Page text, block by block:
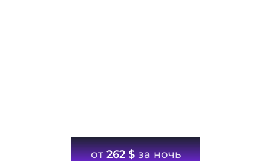
от262 $за ночь